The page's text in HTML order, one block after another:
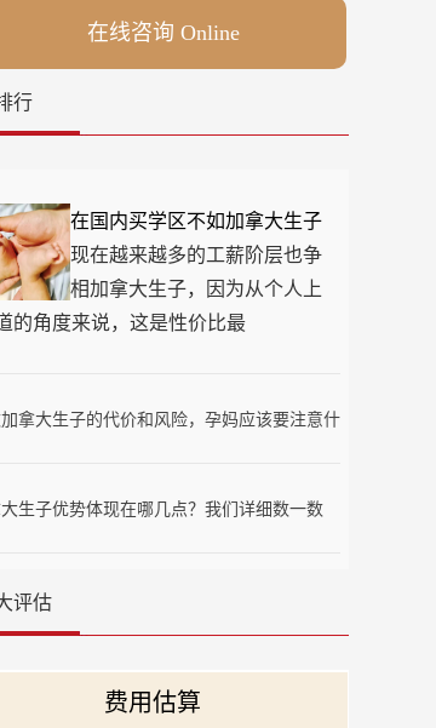
在线咨询 Online
行
在国内买学区不如加拿大生子
现在越来越多的工薪阶层也争
相加拿大生子，因为从个人上
的角度来说，这是性价比最
拿大生子的代价和风险，孕妈应该要注意什
生子优势体现在哪几点？我们详细数一数
评估
费用估算